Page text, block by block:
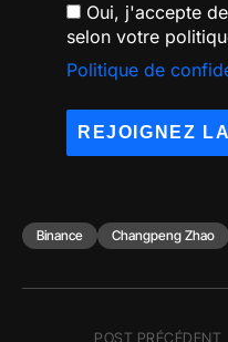
Oui, j'accepte
selon votre
Politique de
Binance Changpeng Zhao
POST PRÉCÉDENT